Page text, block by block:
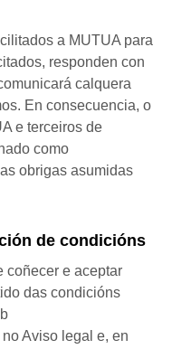
a MUTUA para
responden con
calquera
En consecuencia, o
e terceiros de
como
obrigas asumidas
de condicións
coñecer e aceptar
das condicións
Aviso legal e, en